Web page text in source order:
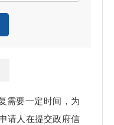
需要一定时间，为
请人在提交政府信